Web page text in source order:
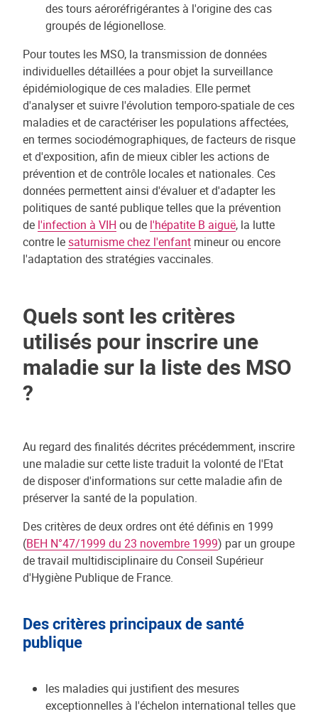
des tours aéroréfrigérantes à l'origine des cas
groupés de légionellose.
Pour toutes les MSO, la transmission de données
individuelles détaillées a pour objet la surveillance
épidémiologique de ces maladies. Elle permet
d'analyser et suivre l'évolution temporo-spatiale de ces
maladies et de caractériser les populations affectées,
en termes sociodémographiques, de facteurs de risque
et d'exposition, afin de mieux cibler les actions de
prévention et de contrôle locales et nationales. Ces
données permettent ainsi d'évaluer et d'adapter les
politiques de santé publique telles que la prévention
de l'infection à VIH ou de l'hépatite B aiguë, la lutte
contre lesaturnisme chez l'enfant mineur ou encore
l'adaptation des stratégies vaccinales.
Quels sont les critères
utilisés pour inscrire une
maladie sur la liste des MSO
?
Au regard des finalités décrites précédemment, inscrire
une maladie sur cette liste traduit la volonté de l'Etat
de disposer d'informations sur cette maladie afin de
préserver la santé de la population.
Des critères de deux ordres ont été définis en 1999
(BEH N°47/1999 du 23 novembre 1999) par un groupe
de travail multidisciplinaire du Conseil Supérieur
d'Hygiène Publique de France.
Des critères principaux de santé
publique
les maladies qui justifient des mesures
exceptionnelles à l'échelon international telles que